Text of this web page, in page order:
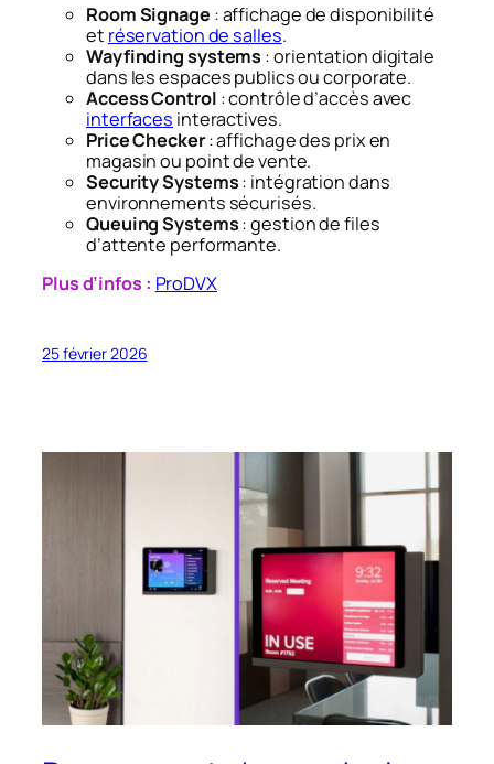
Room Signage : affichage de disponibilité
et réservation de salles.
Wayfinding systems : orientation digitale
dans les espaces publics ou corporate.
Access Control : contrôle d’accès avec
interfaces interactives.
Price Checker: affichage des prix en
magasin ou point de vente.
Security Systems: intégration dans
environnements sécurisés.
Queuing Systems: gestion de files
d’attente performante.
Plus d’infos : ProDVX
25 février 2026